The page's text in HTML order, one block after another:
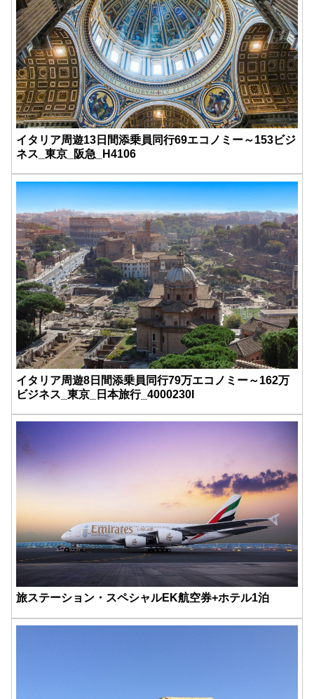
イタリア周遊13日間添乗員同行69エコノミー～153ビジ
ネス_東京_阪急_H4106
イタリア周遊8日間添乗員同行79万エコノミー～162万
ビジネス_東京_日本旅行_4000230I
旅ステーション・スペシャルEK航空券+ホテル1泊